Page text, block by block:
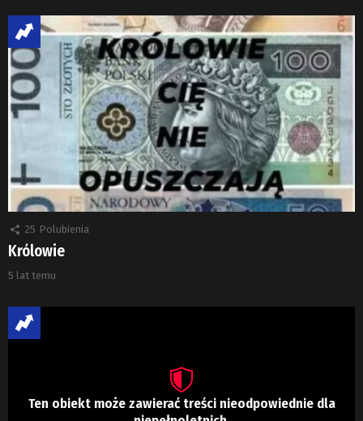
25 Polubienia
Królowie
5 lat temu
Ten obiekt może zawierać treści nieodpowiednie dla